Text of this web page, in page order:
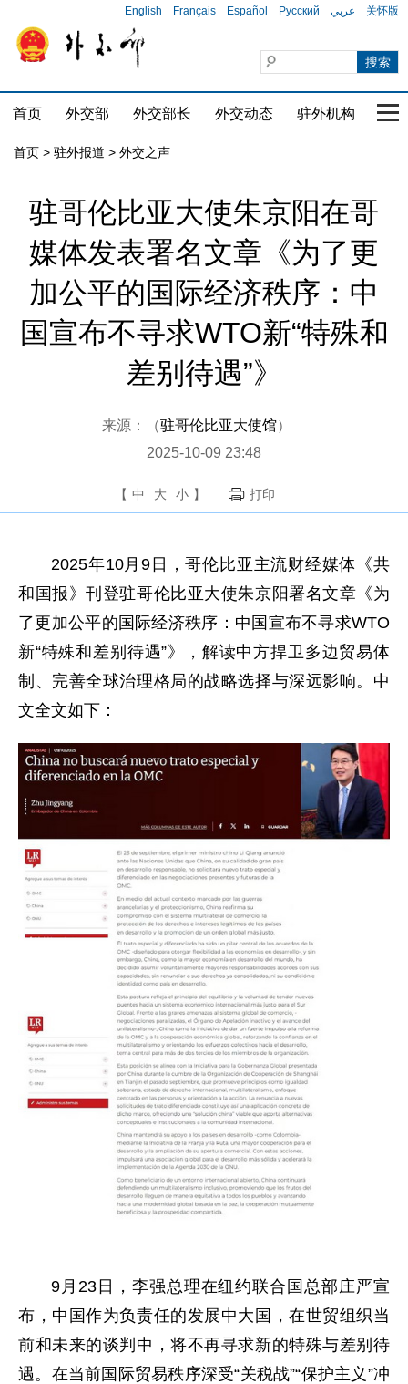
English Français Español Русский عربي 关怀版
首页 外交部 外交部长 外交动态 驻外机构 国
首页 > 驻外报道 > 外交之声
驻哥伦比亚大使朱京阳在哥
媒体发表署名文章《为了更
加公平的国际经济秩序：中
国宣布不寻求WTO新“特殊和
差别待遇”》
来源：（驻哥伦比亚大使馆）
2025-10-09 23:48
【 中 大 小 】 打印
2025年10月9日，哥伦比亚主流财经媒体《共
和国报》刊登驻哥伦比亚大使朱京阳署名文章《为
了更加公平的国际经济秩序：中国宣布不寻求WTO
新“特殊和差别待遇”》，解读中方捍卫多边贸易体
制、完善全球治理格局的战略选择与深远影响。中
文全文如下：
9月23日，李强总理在纽约联合国总部庄严宣
布，中国作为负责任的发展中大国，在世贸组织当
前和未来的谈判中，将不再寻求新的特殊与差别待
遇。在当前国际贸易秩序深受“关税战”“保护主义”冲